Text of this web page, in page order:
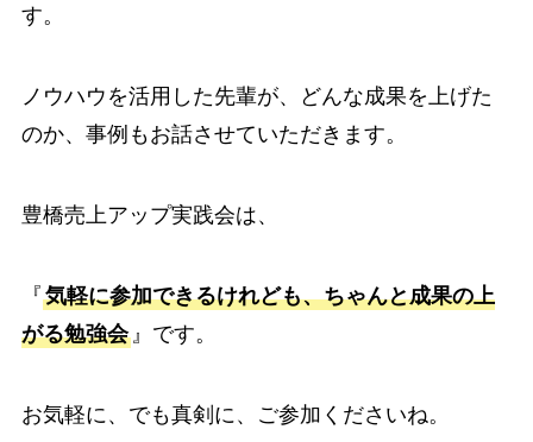
す。
ノウハウを活用した先輩が、どんな成果を上げた
のか、事例もお話させていただきます。
豊橋売上アップ実践会は、
『気軽に参加できるけれども、ちゃんと成果の上
がる勉強会』です。
お気軽に、でも真剣に、ご参加くださいね。